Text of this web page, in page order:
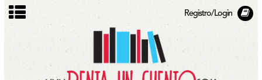
Registro/Login